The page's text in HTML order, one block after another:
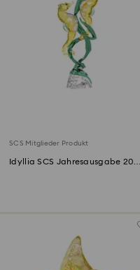
SCS Mitglieder Produkt
Idyllia SCS Jahresausgabe 2025